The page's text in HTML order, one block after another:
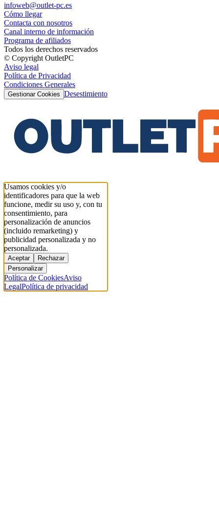
infoweb@outlet-pc.es
Cómo llegar
Contacta con nosotros
Canal interno de información
Programa de afiliados
Todos los derechos reservados
© Copyright OutletPC
Aviso legal
Política de Privacidad
Condiciones Generales
Gestionar Cookies Desestimiento
Usamos cookies y/o
identificadores para que la web
funcione, medir su uso y, con tu
consentimiento, para
personalización de anuncios
(incluido remarketing) y
publicidad personalizada y no
personalizada.
Aceptar
Rechazar
Personalizar
Política de CookiesAviso
LegalPolítica de privacidad